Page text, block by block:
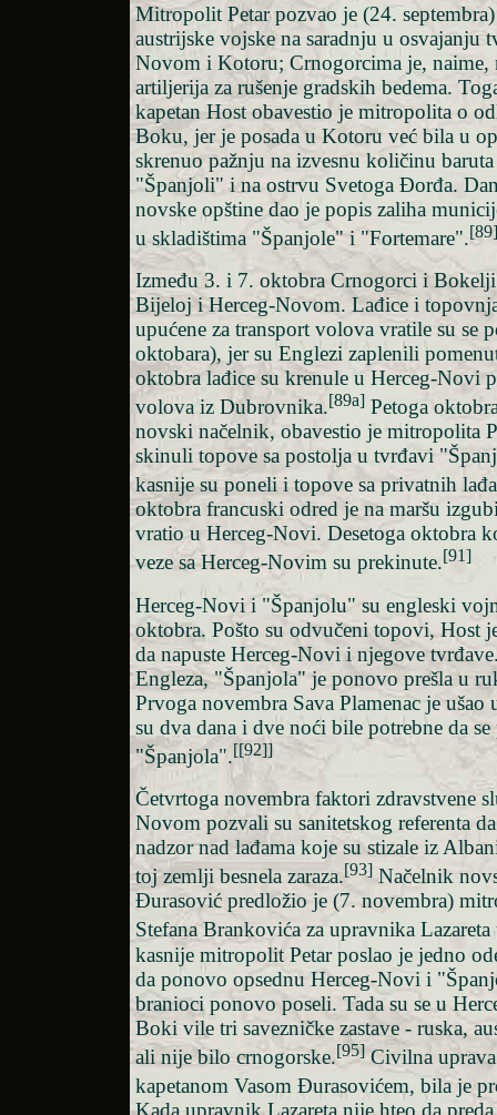
Mitropolit Petar pozvao je (24.
austrijske vojske na saradnju u osvajanju
Novom i Kotoru; Crnogorcima je, naime,
artiljerija za rušenje gradskih bedema.
kapetan Host obavestio je mitropolita o
Boku, jer je posada u Kotoru već bila u
skrenuo pažnju na izvesnu količinu
"Španjoli" i na ostrvu Svetoga Đorđa.
novske opštine dao je popis zaliha
u skladištima "Španjole" i "Fortemare".[89]
Između 3. i 7. oktobra Crnogorci i Bokelji
Bijeloj i Herceg-Novom. Lađice i
upućene za transport volova vratile su se
oktobara), jer su Englezi zaplenili
oktobra lađice su krenule u Herceg-Novi
volova iz Dubrovnika.[89a] Petoga
novski načelnik, obavestio je mitropolita
skinuli topove sa postolja u tvrđavi
kasnije su poneli i topove sa privatnih
oktobra francuski odred je na maršu
vratio u Herceg-Novi. Desetoga oktobra
veze sa Herceg-Novim su prekinute.[91]
Herceg-Novi i "Španjolu" su engleski
oktobra. Pošto su odvučeni topovi, Host
da napuste Herceg-Novi i njegove
Engleza, "Španjola" je ponovo prešla u
Prvoga novembra Sava Plamenac je
su dva dana i dve noći bile potrebne da se
"Španjola".[[92]]
Četvrtoga novembra faktori zdravstvene
Novom pozvali su sanitetskog referenta
nadzor nad lađama koje su stizale iz
toj zemlji besnela zaraza.[93] Načelnik
Đurasović predložio je (7. novembra)
Stefana Brankovića za upravnika
kasnije mitropolit Petar poslao je jedno
da ponovo opsednu Herceg-Novi i
branioci ponovo poseli. Tada su se u
Boki vile tri savezničke zastave - ruska,
ali nije bilo crnogorske.[95] Civilna
kapetanom Vasom Đurasovićem, bila je
Kada upravnik Lazareta nije hteo da